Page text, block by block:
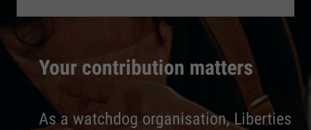
Your contribution matters
As a watchdog organisation, Liberties